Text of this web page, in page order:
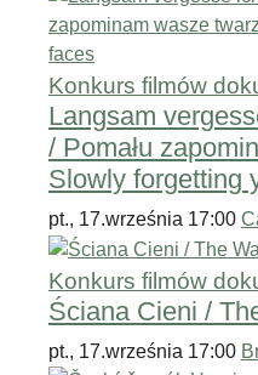
Konkurs filmów
Langsam
/ Pomału
Slowly forgetting
pt., 17.września 17:00
Konkurs filmów
Ściana Cieni /
pt., 17.września 17:00